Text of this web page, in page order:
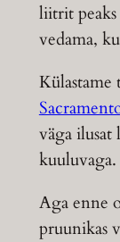
liitrit peaks
vedama,
väga
kuuluvaga.
Aga enne
pruunikas